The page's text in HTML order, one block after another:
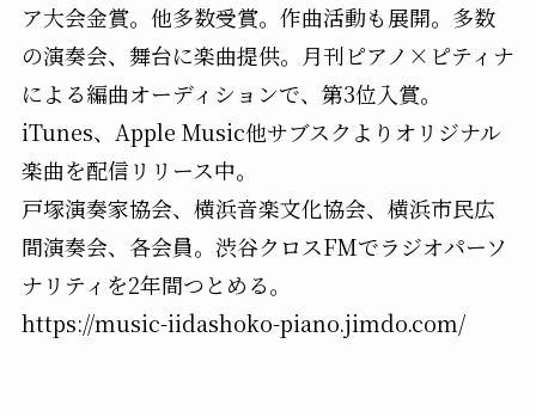
ア大会金賞。他多数受賞。作曲活動も展開。多数
の演奏会、舞台に楽曲提供。月刊ピアノ×ピティナ
による編曲オーディションで、第3位入賞。
iTunes、Apple Music他サブスクよりオリジナル
楽曲を配信リリース中。
戸塚演奏家協会、横浜音楽文化協会、横浜市民広
間演奏会、各会員。渋谷クロスFMでラジオパーソ
ナリティを2年間つとめる。
https://music-iidashoko-piano.jimdo.com/